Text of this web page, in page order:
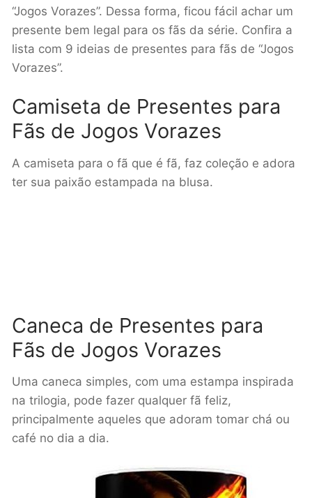
“Jogos Vorazes”. Dessa forma, ficou fácil achar um
presente bem legal para os fãs da série. Confira a
lista com 9 ideias de presentes para fãs de “Jogos
Vorazes”.
Camiseta de Presentes para
Fãs de Jogos Vorazes
A camiseta para o fã que é fã, faz coleção e adora
ter sua paixão estampada na blusa.
Caneca de Presentes para
Fãs de Jogos Vorazes
Uma caneca simples, com uma estampa inspirada
na trilogia, pode fazer qualquer fã feliz,
principalmente aqueles que adoram tomar chá ou
café no dia a dia.